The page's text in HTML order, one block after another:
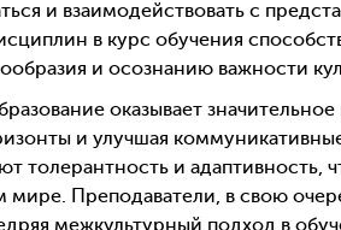
и взаимодействовать с
в курс обучения
и осознанию важности
оказывает
и улучшая
толерантность и
мире. Преподаватели, в свою
межкультурный подход в